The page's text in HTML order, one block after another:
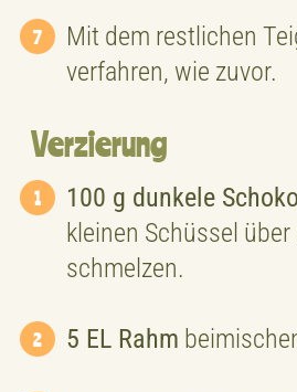
Mit dem restlichen
verfahren, wie zuvor.
Verzierung
100 g dunkele
kleinen Schüssel
schmelzen.
5 EL Rahm